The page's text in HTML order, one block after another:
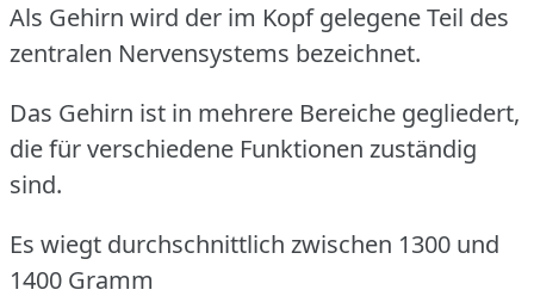
Als Gehirn wird der im Kopf gelegene Teil des
zentralen Nervensystems bezeichnet.
Das Gehirn ist in mehrere Bereiche gegliedert,
die für verschiedene Funktionen zuständig
sind.
Es wiegt durchschnittlich zwischen 1300 und
1400 Gramm